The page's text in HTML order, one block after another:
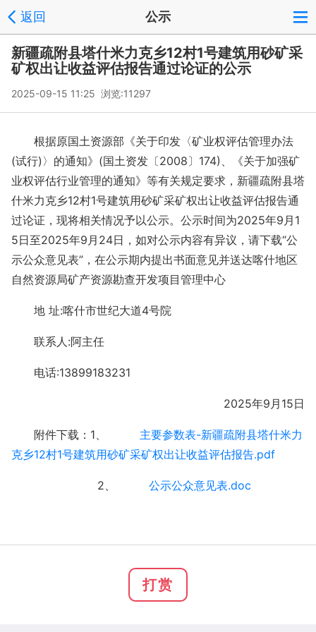
返回 公示
新疆疏附县塔什米力克乡12村1号建筑用砂矿采
矿权出让收益评估报告通过论证的公示
2025-09-15 11:25 浏览:11297
根据原国土资源部《关于印发〈矿业权评估管理办法
(试行)〉的通知》(国土资发〔2008〕174)、《关于加强矿
业权评估行业管理的通知》等有关规定要求，新疆疏附县塔
什米力克乡12村1号建筑用砂矿采矿权出让收益评估报告通
过论证，现将相关情况予以公示。公示时间为2025年9月1
5日至2025年9月24日，如对公示内容有异议，请下载“公
示公众意见表”，在公示期内提出书面意见并送达喀什地区
自然资源局矿产资源勘查开发项目管理中心
地 址:喀什市世纪大道4号院
联系人:阿主任
电话:13899183231
2025年9月15日
附件下载：1、
主要参数表-新疆疏附县塔什米力
克乡12村1号建筑用砂矿采矿权出让收益评估报告.pdf
2、 公示公众意见表.doc
打赏